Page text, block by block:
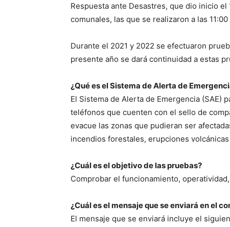
Respuesta ante Desastres, que dio inicio
comunales, las que se realizaron a las
Durante el 2021 y 2022 se efectuaron
presente año se dará continuidad a estas
¿Qué es el Sistema de Alerta de
El Sistema de Alerta de Emergencia (SAE)
teléfonos que cuenten con el sello de
evacue las zonas que pudieran ser
incendios forestales, erupciones
¿Cuál es el objetivo de las pruebas?
Comprobar el funcionamiento,
¿Cuál es el mensaje que se enviará en el
El mensaje que se enviará incluye el